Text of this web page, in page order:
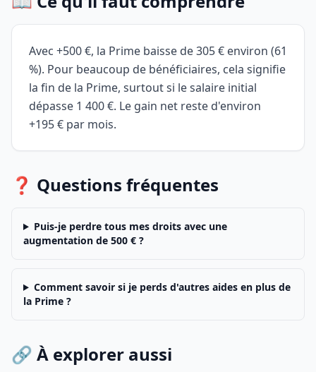
Avec +500 €, la Prime baisse de 305 € environ (61
%). Pour beaucoup de bénéficiaires, cela signifie
la fin de la Prime, surtout si le salaire initial
dépasse 1 400 €. Le gain net reste d'environ
+195 € par mois.
❓ Questions fréquentes
Puis-je perdre tous mes droits avec une
augmentation de 500 € ?
Comment savoir si je perds d'autres aides en plus de
la Prime ?
🔗 À explorer aussi